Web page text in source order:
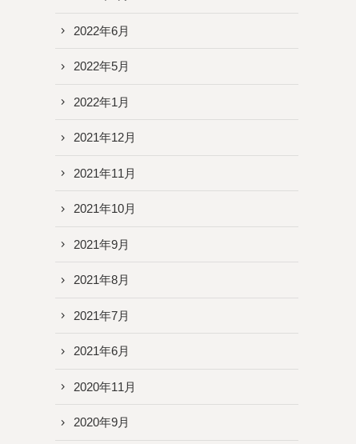
2022年6月
2022年5月
2022年1月
2021年12月
2021年11月
2021年10月
2021年9月
2021年8月
2021年7月
2021年6月
2020年11月
2020年9月